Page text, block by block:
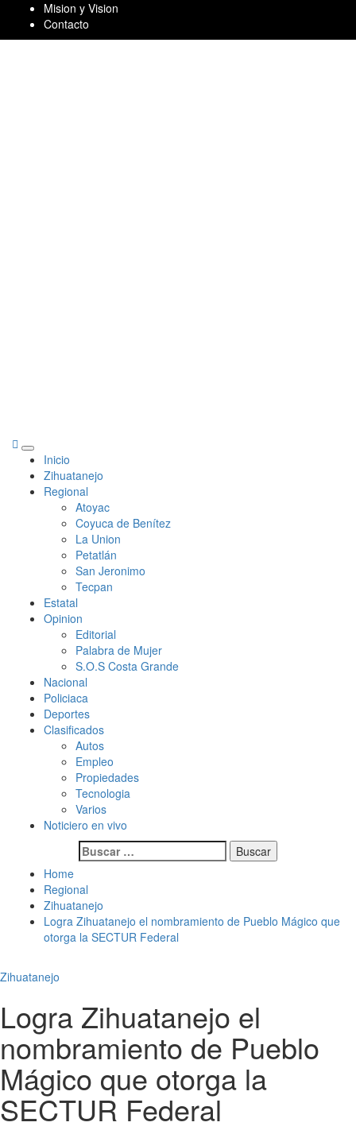
content
Mision y Vision
Contacto
Primary
Menu
Inicio
Zihuatanejo
Regional
Atoyac
Coyuca de Benítez
La Union
Petatlán
San Jeronimo
Tecpan
Estatal
Opinion
Editorial
Palabra de Mujer
S.O.S Costa Grande
Nacional
Policiaca
Deportes
Clasificados
Autos
Empleo
Propiedades
Tecnologia
Varios
Noticiero en vivo
Buscar:
Home
Regional
Zihuatanejo
Logra Zihuatanejo el nombramiento de Pueblo Mágico que
otorga la SECTUR Federal
Zihuatanejo
Logra Zihuatanejo el
nombramiento de Pueblo
Mágico que otorga la
SECTUR Federal